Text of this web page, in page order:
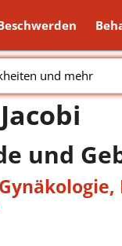
und mehr
und
,